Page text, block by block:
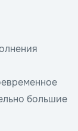
большие